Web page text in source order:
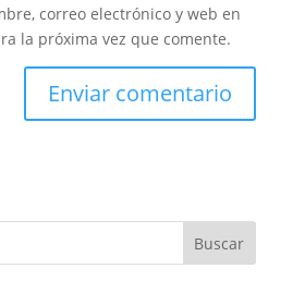
correo electrónico y web en
la próxima vez que comente.